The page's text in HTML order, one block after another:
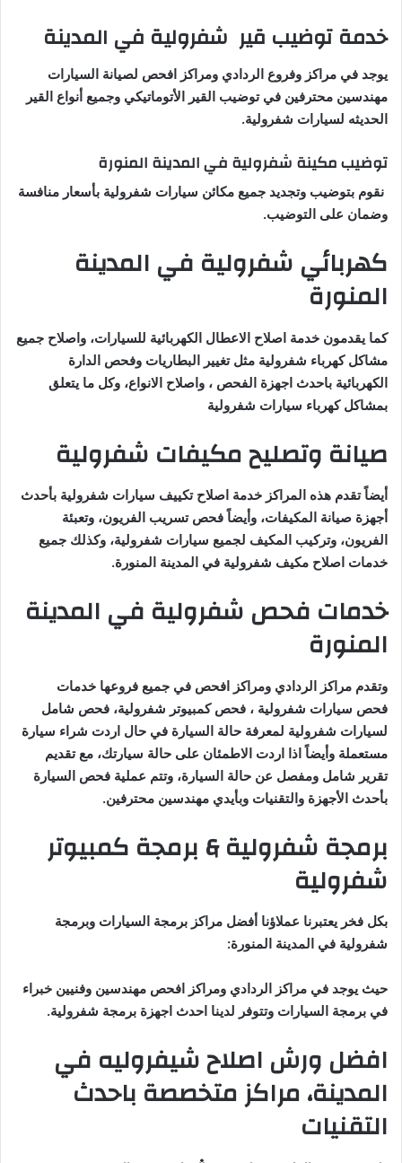
خدمة توضيب قير شفرولية في المدينة
يوجد في مراكز وفروع الردادي ومراكز افحص لصيانة السيارات
مهندسين محترفين في توضيب القير الأتوماتيكي وجميع أنواع القير
الحديثه لسيارات شفرولية.
توضيب مكينة شفرولية في المدينة المنورة
نقوم بتوضيب وتجديد جميع مكائن سيارات شفرولية بأسعار منافسة
وضمان على التوضيب.
كهربائي شفرولية في المدينة
المنورة
كما يقدمون خدمة اصلاح الاعطال الكهربائية للسيارات، واصلاح جميع
مشاكل كهرباء شفرولية مثل تغيير البطاريات وفحص الدارة
الكهربائية باحدث اجهزة الفحص ، واصلاح الانواع، وكل ما يتعلق
بمشاكل كهرباء سيارات شفرولية
صيانة وتصليح مكيفات شفرولية
أيضاً تقدم هذه المراكز خدمة اصلاح تكييف سيارات شفرولية بأحدث
أجهزة صيانة المكيفات، وأيضاً فحص تسريب الفريون، وتعبئة
الفريون، وتركيب المكيف لجميع سيارات شفرولية، وكذلك جميع
خدمات اصلاح مكيف شفرولية في المدينة المنورة.
خدمات فحص شفرولية في المدينة
المنورة
وتقدم مراكز الردادي ومراكز افحص في جميع فروعها خدمات
فحص سيارات شفرولية ، فحص كمبيوتر شفرولية، فحص شامل
لسيارات شفرولية لمعرفة حالة السيارة في حال اردت شراء سيارة
مستعملة وأيضاً اذا اردت الاطمئان على حالة سيارتك، مع تقديم
تقرير شامل ومفصل عن حالة السيارة، وتتم عملية فحص السيارة
بأحدث الأجهزة والتقنيات وبأيدي مهندسين محترفين.
برمجة شفرولية & برمجة كمبيوتر
شفرولية
بكل فخر يعتبرنا عملاؤنا أفضل مراكز برمجة السيارات وبرمجة
شفرولية في المدينة المنورة:
حيث يوجد في مراكز الردادي ومراكز افحص مهندسين وفنيين خبراء
في برمجة السيارات وتتوفر لدينا احدث اجهزة برمجة شفرولية.
افضل ورش اصلاح شيفروليه في
المدينة، مراكز متخصصة باحدث
التقنيات